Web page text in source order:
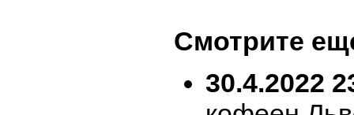
Смотрите
30.4.2022